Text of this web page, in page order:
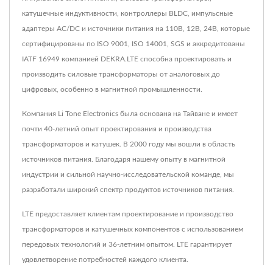
катушечные индуктивности, контроллеры BLDC, импульсные
адаптеры AC/DC и источники питания на 110В, 12В, 24В, которые
сертифицированы по ISO 9001, ISO 14001, SGS и аккредитованы
IATF 16949 компанией DEKRA.LTE способна проектировать и
производить силовые трансформаторы от аналоговых до
цифровых, особенно в магнитной промышленности.
Компания Li Tone Electronics была основана на Тайване и имеет
почти 40-летний опыт проектирования и производства
трансформаторов и катушек. В 2000 году мы вошли в область
источников питания. Благодаря нашему опыту в магнитной
индустрии и сильной научно-исследовательской команде, мы
разработали широкий спектр продуктов источников питания.
LTE предоставляет клиентам проектирование и производство
трансформаторов и катушечных компонентов с использованием
передовых технологий и 36-летним опытом. LTE гарантирует
удовлетворение потребностей каждого клиента.